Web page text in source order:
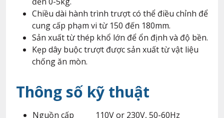
Chiều dài hành trình trượt có thể điều chỉnh để
cung cấp phạm vi từ 150 đến 180mm.
Sản xuất từ ​​thép khổ lớn để ổn định và độ bền.
Kẹp dây buộc trượt được sản xuất từ ​​vật liệu
chống ăn mòn.
Thông số kỹ thuật
Nguồn cấp 110V or 230V, 50-60Hz